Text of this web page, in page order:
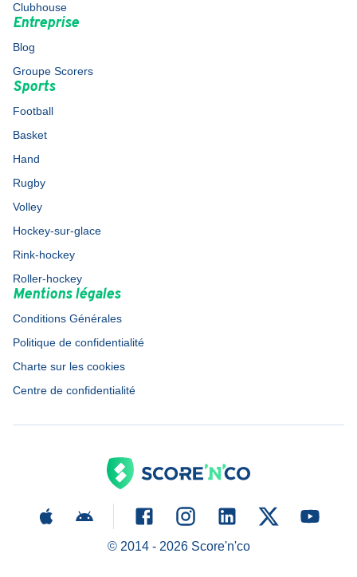
Clubhouse
Entreprise
Blog
Groupe Scorers
Sports
Football
Basket
Hand
Rugby
Volley
Hockey-sur-glace
Rink-hockey
Roller-hockey
Mentions légales
Conditions Générales
Politique de confidentialité
Charte sur les cookies
Centre de confidentialité
© 2014 - 2026Score'n'co